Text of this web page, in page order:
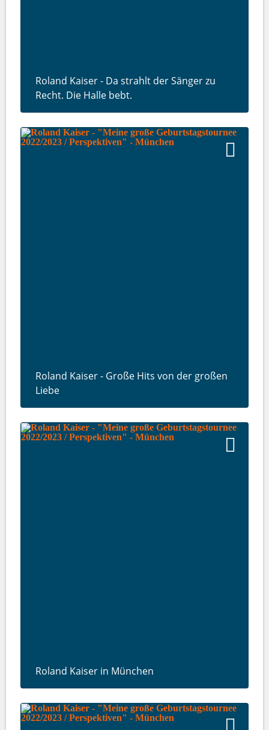
Roland Kaiser - Da strahlt der Sänger zu
Recht. Die Halle bebt.
Roland Kaiser - Große Hits von der großen
Liebe
Roland Kaiser in München